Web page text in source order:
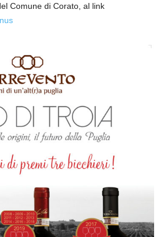
Comune di Corato, al link